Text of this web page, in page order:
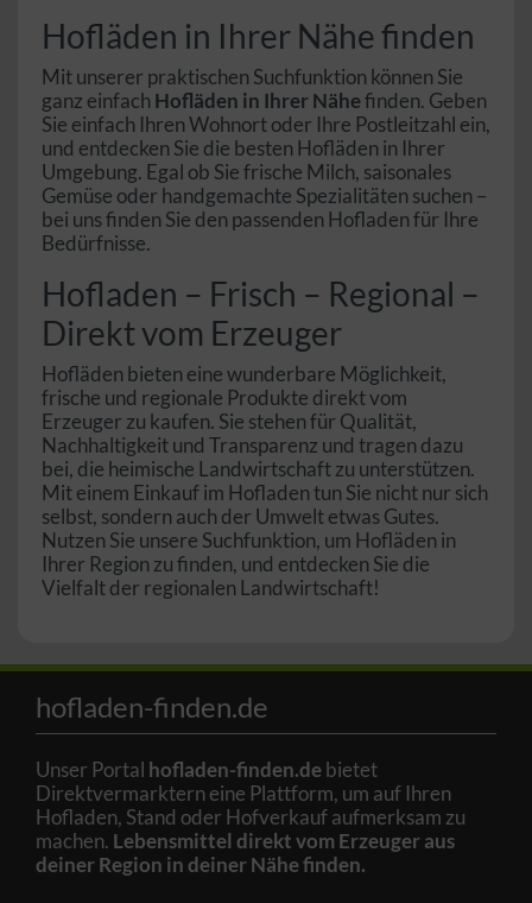
Hofläden in Ihrer Nähe finden
Mit unserer praktischen Suchfunktion können Sie
ganz einfach Hofläden in Ihrer Nähefinden. Geben
Sie einfach Ihren Wohnort oder Ihre Postleitzahl ein,
und entdecken Sie die besten Hofläden in Ihrer
Umgebung. Egal ob Sie frische Milch, saisonales
Gemüse oder handgemachte Spezialitäten suchen –
bei uns finden Sie den passenden Hofladen für Ihre
Bedürfnisse.
Hofladen – Frisch – Regional –
Direkt vom Erzeuger
Hofläden bieten eine wunderbare Möglichkeit,
frische und regionale Produkte direkt vom
Erzeuger zu kaufen. Sie stehen für Qualität,
Nachhaltigkeit und Transparenz und tragen dazu
bei, die heimische Landwirtschaft zu unterstützen.
Mit einem Einkauf im Hofladen tun Sie nicht nur sich
selbst, sondern auch der Umwelt etwas Gutes.
Nutzen Sie unsere Suchfunktion, um Hofläden in
Ihrer Region zu finden, und entdecken Sie die
Vielfalt der regionalen Landwirtschaft!
hofladen-finden.de
Unser Portal hofladen-finden.debietet
Direktvermarktern eine Plattform, um auf Ihren
Hofladen, Stand oder Hofverkauf aufmerksam zu
machen. Lebensmittel direkt vom Erzeuger aus
deiner Region in deiner Nähe finden.